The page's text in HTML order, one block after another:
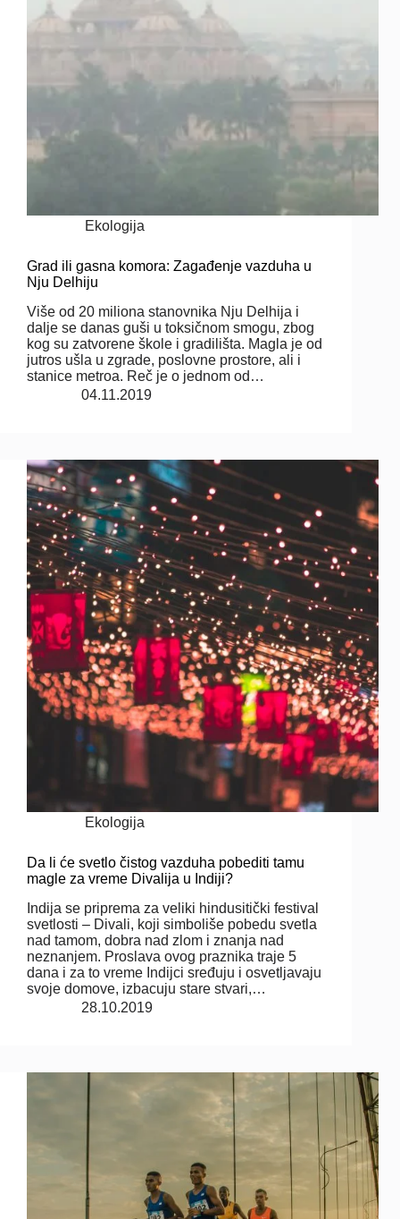
Ekologija
Grad ili gasna komora: Zagađenje vazduha u
Nju Delhiju
Više od 20 miliona stanovnika Nju Delhija i
dalje se danas guši u toksičnom smogu, zbog
kog su zatvorene škole i gradilišta. Magla je od
jutros ušla u zgrade, poslovne prostore, ali i
stanice metroa. Reč je o jednom od…
04.11.2019
Ekologija
Da li će svetlo čistog vazduha pobediti tamu
magle za vreme Divalija u Indiji?
Indija se priprema za veliki hindusitički festival
svetlosti – Divali, koji simboliše pobedu svetla
nad tamom, dobra nad zlom i znanja nad
neznanjem. Proslava ovog praznika traje 5
dana i za to vreme Indijci sređuju i osvetljavaju
svoje domove, izbacuju stare stvari,…
28.10.2019